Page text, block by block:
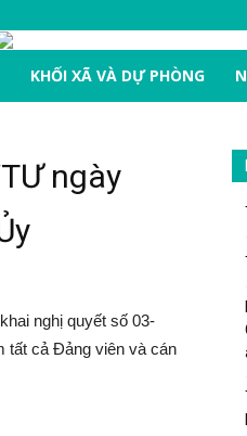
KHỐI XÃ VÀ DỰ PHÒNG
ngày
nghị quyết số 03-
tất cả Đảng viên và cán